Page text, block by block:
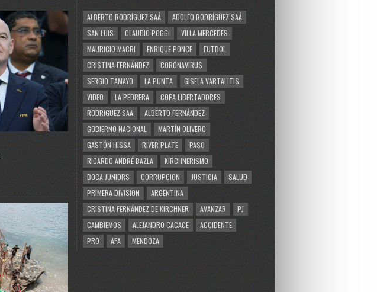
ALBERTO RODRÍGUEZ SAÁ
ADOLFO RODRÍGUEZ SAÁ
SAN LUIS
CLAUDIO POGGI
VILLA MERCEDES
MAURICIO MACRI
ENRIQUE PONCE
FUTBOL
CRISTINA FERNÁNDEZ
CORONAVIRUS
SERGIO TAMAYO
LA PUNTA
GISELA VARTALITIS
VIDEO
LA PEDRERA
COPA LIBERTADORES
RODRIGUEZ SAA
ALBERTO FERNÁNDEZ
GOBIERNO NACIONAL
MARTÍN OLIVERO
GASTÓN HISSA
RIVER PLATE
PASO
RICARDO ANDRÉ BAZLA
KIRCHNERISMO
BOCA JUNIORS
CORRUPCION JUSTICIA
SALUD
PRIMERA DIVISION
ARGENTINA
CRISTINA FERNÁNDEZ DE KIRCHNER
AVANZAR
PJ
CAMBIEMOS
ALEJANDRO CACACE
ACCIDENTE
PRO
AFA MENDOZA